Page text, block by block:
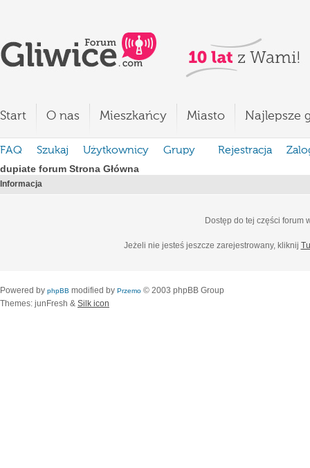
Start O nas Mieszkańcy Miasto Najlepsze
FAQ Szukaj Użytkownicy Grupy Rejestracja
dupiate forum Strona Główna
Informacja
Dostęp do tej części forum
Jeżeli nie jesteś jeszcze zarejestrowany, kliknij
Powered by phpBB modified by Przemo © 2003 phpBB Group
Themes: junFresh & Silk icon